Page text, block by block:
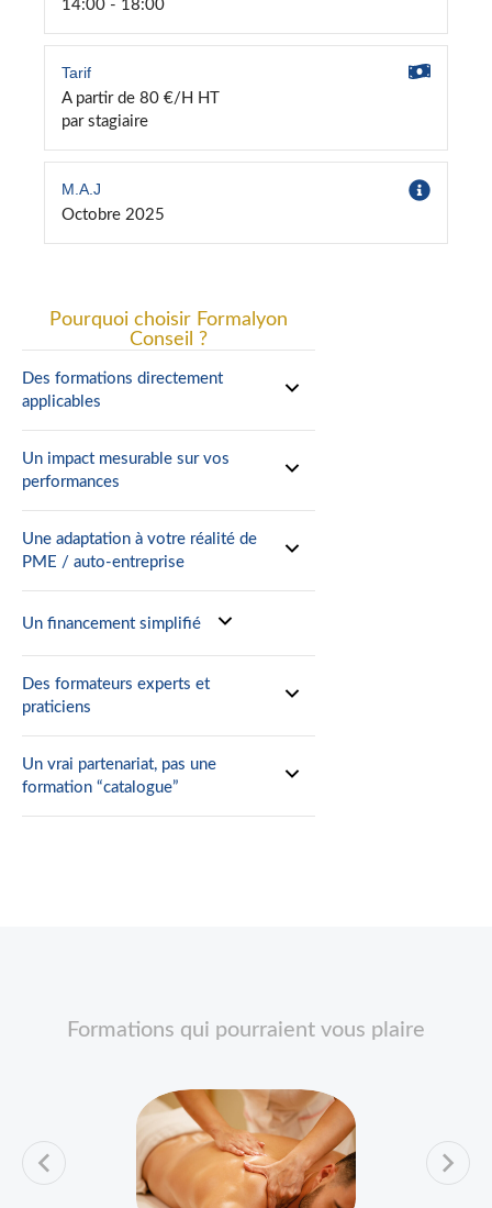
14:00 - 18:00
Tarif
A partir de 80 €/H HT
par stagiaire
M.A.J
Octobre 2025
Pourquoi choisir Formalyon
Conseil ?
Des formations directement
applicables
Un impact mesurable sur vos
performances
Une adaptation à votre réalité de
PME / auto-entreprise
Un financement simplifié
Des formateurs experts et
praticiens
Un vrai partenariat, pas une
formation “catalogue”
Formations qui pourraient vous plaire